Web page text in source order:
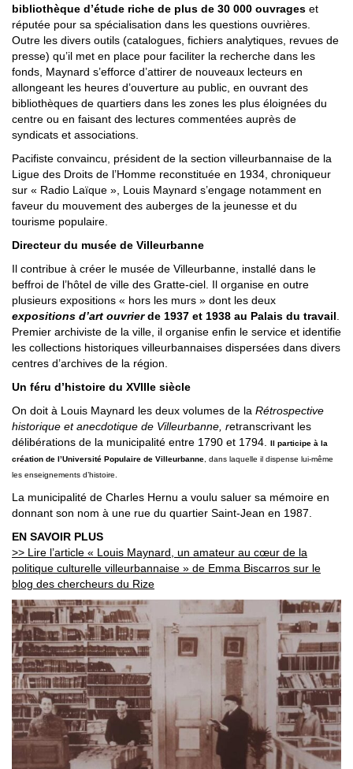
bibliothèque d’étude riche de plus de 30 000 ouvrages et
réputée pour sa spécialisation dans les questions ouvrières.
Outre les divers outils (catalogues, fichiers analytiques, revues de
presse) qu’il met en place pour faciliter la recherche dans les
fonds, Maynard s’efforce d’attirer de nouveaux lecteurs en
allongeant les heures d’ouverture au public, en ouvrant des
bibliothèques de quartiers dans les zones les plus éloignées du
centre ou en faisant des lectures commentées auprès de
syndicats et associations.
Pacifiste convaincu, président de la section villeurbannaise de la
Ligue des Droits de l’Homme reconstituée en 1934, chroniqueur
sur « Radio Laïque », Louis Maynard s’engage notamment en
faveur du mouvement des auberges de la jeunesse et du
tourisme populaire.
Directeur du musée de Villeurbanne
Il contribue à créer le musée de Villeurbanne, installé dans le
beffroi de l’hôtel de ville des Gratte-ciel. Il organise en outre
plusieurs expositions « hors les murs » dont les deux
expositions d’art ouvrierde 1937 et 1938 au Palais du travail
Premier archiviste de la ville, il organise enfin le service et identifie
les collections historiques villeurbannaises dispersées dans divers
centres d’archives de la région.
Un féru d’histoire du XVIIIe siècle
On doit à Louis Maynard les deux volumes de la Rétrospective
historique et anecdotique de Villeurbanne, retranscrivant les
délibérations de la municipalité entre 1790 et 1794.
Il participe à la
création de l’Université Populaire de Villeurbanne , dans laquelle il dispense lui-même
les enseignements d’histoire.
La municipalité de Charles Hernu a voulu saluer sa mémoire en
donnant son nom à une rue du quartier Saint-Jean en 1987.
EN SAVOIR PLUS
>> Lire l’article « Louis Maynard, un amateur au cœur de la
politique culturelle villeurbannaise » de Emma Biscarros sur le
blog des chercheurs du Rize